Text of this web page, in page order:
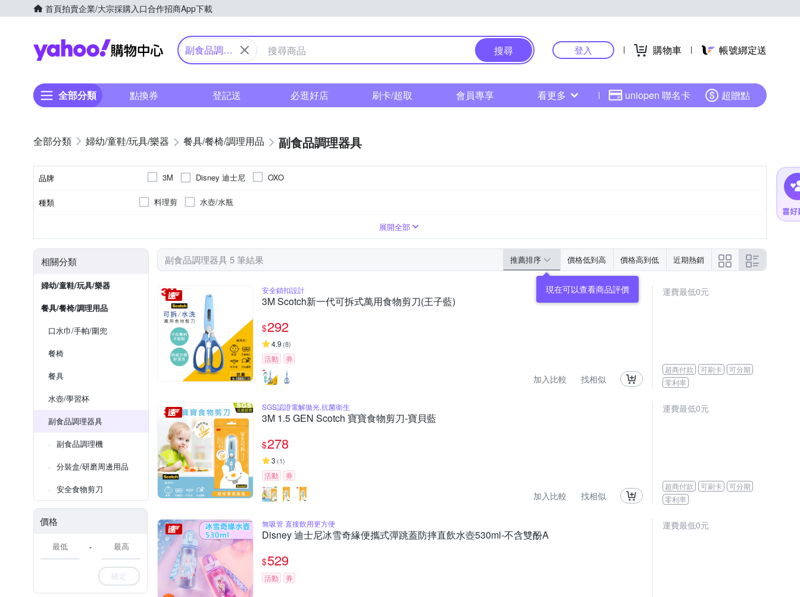
首頁拍賣企業/大宗採購入口合作招商App下載
Yahoo購物中心
副食品調理
搜尋 登入 購物車 帳號綁定送
全部分類 點換券 登記送 必逛好店 刷卡/超取 會員專享 看更多 uniopen 聯名卡 超贈點
婦幼/童鞋/玩具/樂器 餐具/餐椅/調理用品 副食品調理器具
品牌 3M Disney 迪士尼 OXO
種類 料理剪 水壺/水瓶
展開全部
相關分類
婦幼/童鞋/玩具/樂器
餐具/餐椅/調理用品
口水巾/手帕/圍兜
餐椅
餐具
水壺/學習杯
副食品調理器具
副食品調理機
分裝盒/研磨周邊用品
安全食物剪刀
價格
-
確定
副食品調理器具 5 筆結果 推薦排序 價格低到高 價格高到低 近期熱銷
現在可以查看商品評價
安全鎖扣設計
3M Scotch新一代可拆式萬用食物剪刀(王子藍)
$292
4.9 (8)
活動 券
加入比較 找相似
運費最低0元
超商付款 可刷卡
可分期
零利率
SGS認證電解拋光,抗菌衛生
3M 1.5 GEN Scotch 寶寶食物剪刀-寶貝藍
$278
3 (1)
活動 券
加入比較 找相似
運費最低0元
超商付款 可刷卡
可分期
零利率
無吸管 直接飲用更方便
Disney 迪士尼冰雪奇緣便攜式彈跳蓋防摔直飲水壺530ml-不含雙酚A
$529
活動 券
運費最低0元